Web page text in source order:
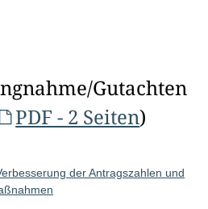
Gutachten
PDF - 2 Seiten)
der Antragszahlen und